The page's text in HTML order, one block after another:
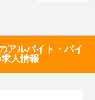
アルバイト・バイ
人情報